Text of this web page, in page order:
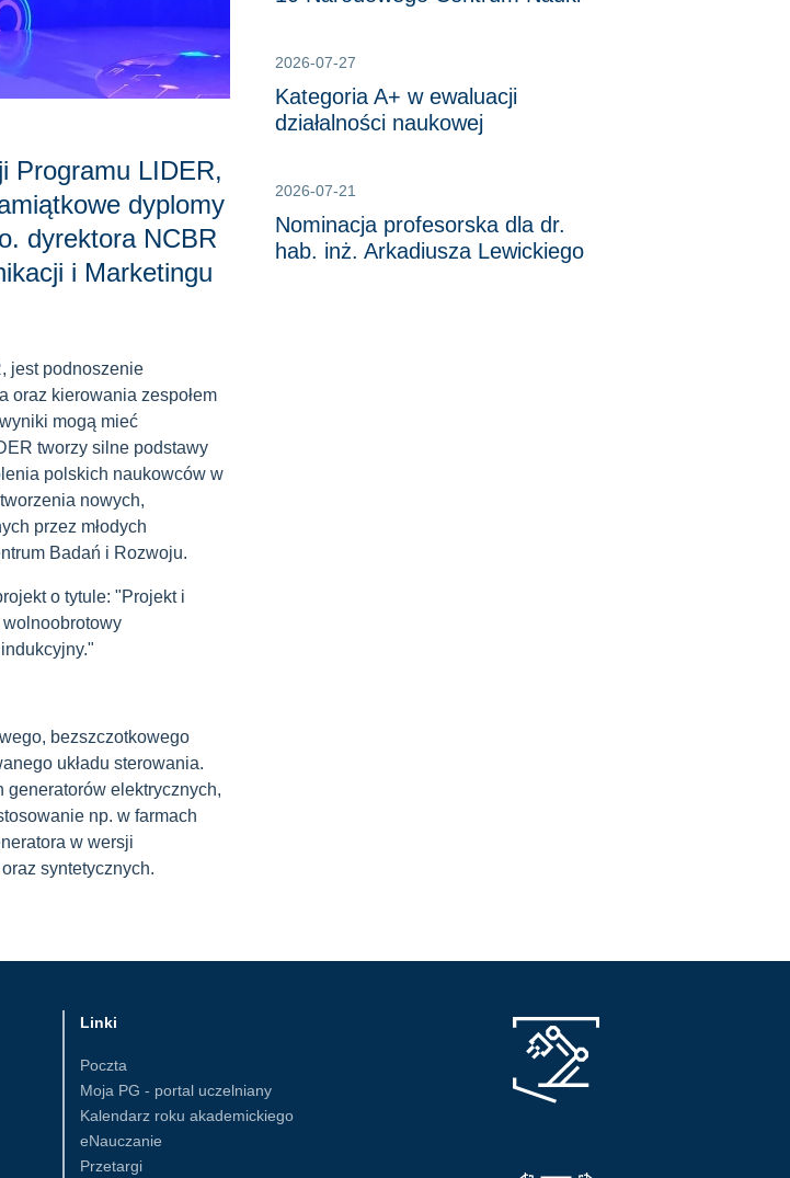
Programu LIDER,
dyplomy
dyrektora NCBR
i Marketingu
jest podnoszenie
oraz kierowania zespołem
mogą mieć
tworzy silne podstawy
polskich naukowców w
nowych,
przez młodych
Badań i Rozwoju.
o tytule: "Projekt i
bezszczotkowego
układu sterowania.
generatorów elektrycznych,
np. w farmach
w wersji
syntetycznych.
2026-07-27
Kategoria A+ w ewaluacji
działalności naukowej
2026-07-21
Nominacja profesorska dla dr.
hab. inż. Arkadiusza Lewickiego
Linki
Poczta
Moja PG - portal uczelniany
Kalendarz roku akademickiego
eNauczanie
Przetargi